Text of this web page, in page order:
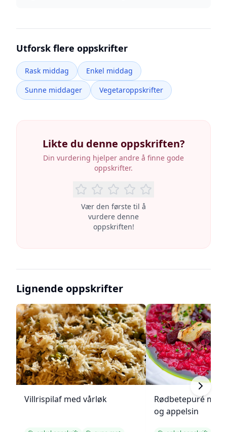
Utforsk flere oppskrifter
Rask middag
Enkel middag
Sunne middager
Vegetaroppskrifter
Likte du denne oppskriften?
Din vurdering hjelper andre å finne gode
oppskrifter.
Vær den første til å
vurdere denne
oppskriften!
Lignende oppskrifter
Villrispilaf med vårløk
Rødbetepuré
og appelsin